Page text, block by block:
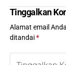
Tinggalkan
Alamat email
ditandai*